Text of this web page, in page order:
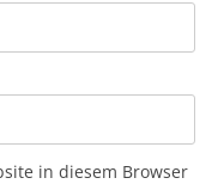
in diesem Browser